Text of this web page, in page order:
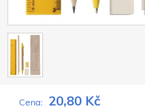
Cena: 20,80 Kč